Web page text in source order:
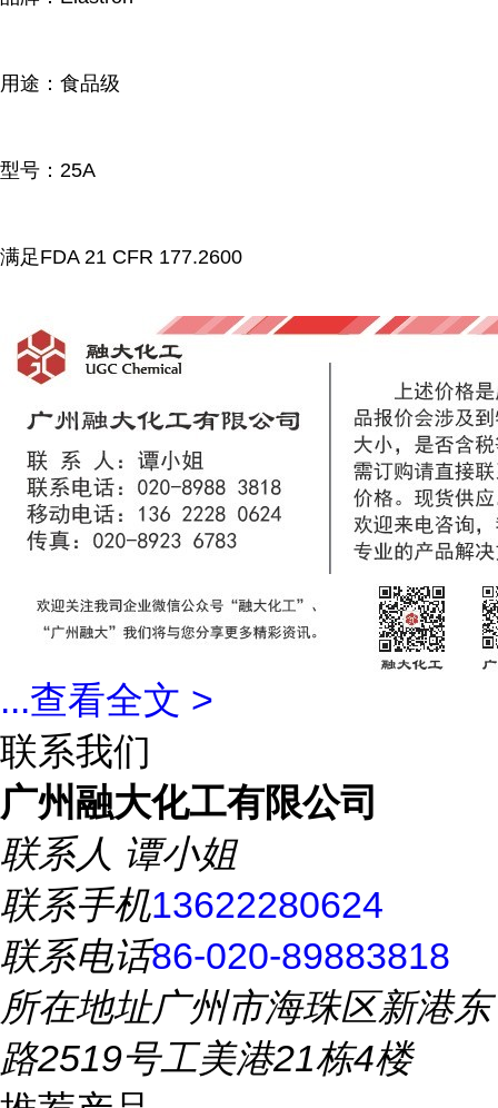
用途：食品级
型号：25A
满足FDA 21 CFR 177.2600
...查看全文 >
联系我们
广州融大化工有限公司
联系人 谭小姐
联系手机13622280624
联系电话86-020-89883818
所在地址广州市海珠区新港东
路2519号工美港21栋4楼